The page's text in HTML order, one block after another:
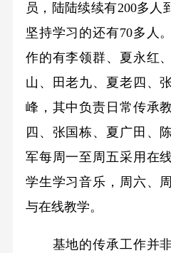
员，陆陆续续有200多人
坚持学习的还有70多人
作的有李领群、夏永红
山、田老九、夏老四、
峰，其中负责日常传承
四、张国栋、夏广田、
军每周一至周五采用在
学生学习音乐，周六、
与在线教学。
基地的传承工作并非